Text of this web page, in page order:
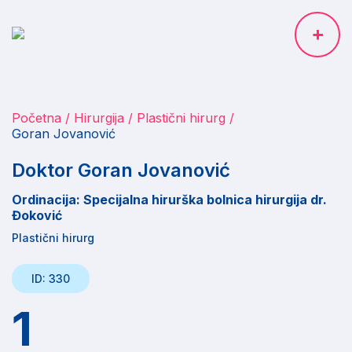
Početna Hirurgija
Plastični hirurg
Goran Jovanović
Doktor Goran Jovanović
Ordinacija: Specijalna hirurška bolnica hirurgija dr.
Đoković
Plastični hirurg
ID: 330
1